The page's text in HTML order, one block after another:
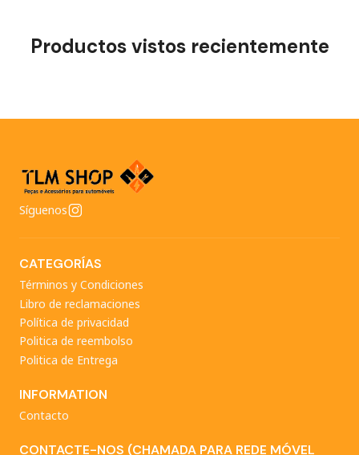
Productos vistos recientemente
Síguenos
CATEGORÍAS
Términos y Condiciones
Libro de reclamaciones
Política de privacidad
Politica de reembolso
Politica de Entrega
INFORMATION
Contacto
CONTACTE-NOS (CHAMADA PARA REDE MÓVEL